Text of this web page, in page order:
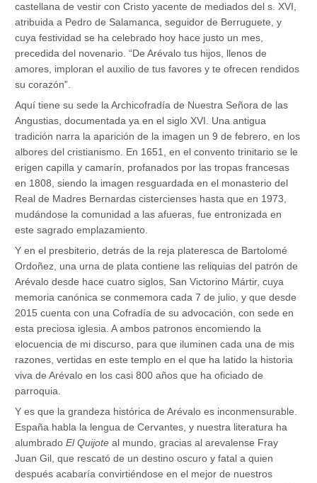
castellana de vestir con Cristo yacente de mediados del s. XVI,
atribuida a Pedro de Salamanca, seguidor de Berruguete, y
cuya festividad se ha celebrado hoy hace justo un mes,
precedida del novenario. “De Arévalo tus hijos, llenos de
amores, imploran el auxilio de tus favores y te ofrecen rendidos
su corazón”.
Aquí tiene su sede la Archicofradía de Nuestra Señora de las
Angustias, documentada ya en el siglo XVI. Una antigua
tradición narra la aparición de la imagen un 9 de febrero, en los
albores del cristianismo. En 1651, en el convento trinitario se le
erigen capilla y camarín, profanados por las tropas francesas
en 1808, siendo la imagen resguardada en el monasterio del
Real de Madres Bernardas cistercienses hasta que en 1973,
mudándose la comunidad a las afueras, fue entronizada en
este sagrado emplazamiento.
Y en el presbiterio, detrás de la reja plateresca de Bartolomé
Ordoñez, una urna de plata contiene las reliquias del patrón de
Arévalo desde hace cuatro siglos, San Victorino Mártir, cuya
memoria canónica se conmemora cada 7 de julio, y que desde
2015 cuenta con una Cofradía de su advocación, con sede en
esta preciosa iglesia. A ambos patronos encomiendo la
elocuencia de mi discurso, para que iluminen cada una de mis
razones, vertidas en este templo en el que ha latido la historia
viva de Arévalo en los casi 800 años que ha oficiado de
parroquia.
Y es que la grandeza histórica de Arévalo es inconmensurable.
España habla la lengua de Cervantes, y nuestra literatura ha
alumbrado El Quijote al mundo, gracias al arevalense Fray
Juan Gil, que rescató de un destino oscuro y fatal a quien
después acabaría convirtiéndose en el mejor de nuestros